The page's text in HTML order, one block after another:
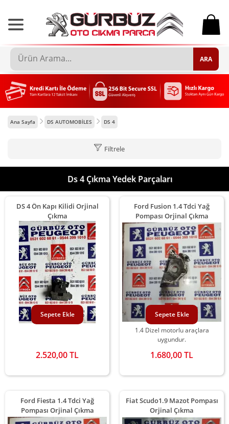
0
ARA
Ana Sayfa DS AUTOMOBİLES DS 4
Filtrele
Ds 4 Çıkma Yedek Parçaları
DS 4 Ön Kapı Kilidi Orjinal
Çıkma
2.520,00 TL
Sepete Ekle
Ford Fusion 1.4 Tdci Yağ
Pompası Orjinal Çıkma
1.4 Dizel motorlu araçlara
uygundur.
1.680,00 TL
Sepete Ekle
Ford Fiesta 1.4 Tdci Yağ
Pompası Orjinal Çıkma
Fiat Scudo1.9 Mazot Pompası
Orjinal Çıkma